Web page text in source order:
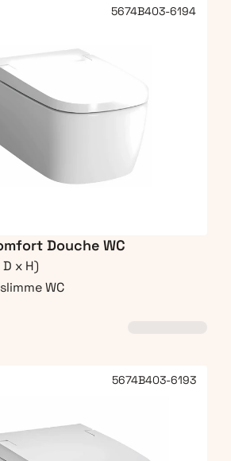
5674B403-6194
Douche WC
x H)
WC
5674B403-6193